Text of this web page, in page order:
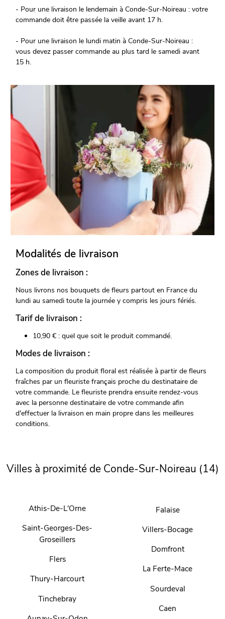
- Pour une livraison le lendemain à Conde-Sur-Noireau : votre
commande doit être passée la veille avant 17 h.
- Pour une livraison le lundi matin à Conde-Sur-Noireau :
vous devez passer commande au plus tard le samedi avant
15 h.
Modalités de livraison
Zones de livraison :
Nous livrons nos bouquets de fleurs partout en France du
lundi au samedi toute la journée y compris les jours fériés.
Tarif de livraison :
10,90 € : quel que soit le produit commandé.
Modes de livraison :
La composition du produit floral est réalisée à partir de fleurs
fraîches par un fleuriste français proche du destinataire de
votre commande. Le fleuriste prendra ensuite rendez-vous
avec la personne destinataire de votre commande afin
d'effectuer la livraison en main propre dans les meilleures
conditions.
Villes à proximité de Conde-Sur-Noireau (14)
Athis-De-L'Orne
Saint-Georges-Des-
Groseillers
Flers
Thury-Harcourt
Tinchebray
Falaise
Villers-Bocage
Domfront
La Ferte-Mace
Sourdeval
Caen